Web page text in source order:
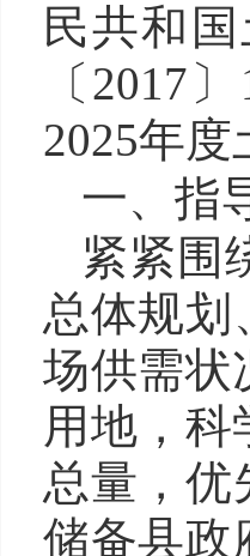
民共和
〔2017
2025年
一、指
紧紧围
总体规划
场供需状
用地，
总量，优
储备县政